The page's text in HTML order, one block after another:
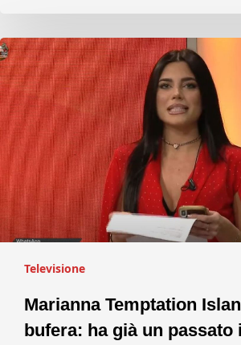
Televisione
Marianna Temptation
bufera: ha già un passato